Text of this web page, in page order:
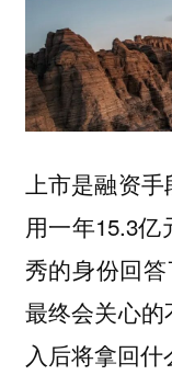
上市是融资
用一年15.3
秀的身份回
最终会关心
入后将拿回什